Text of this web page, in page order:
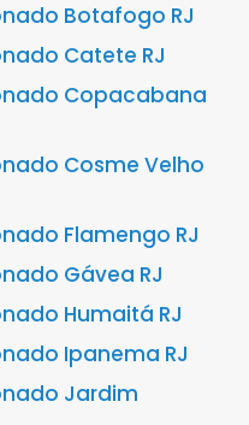
Botafogo RJ
Catete RJ
Copacabana
Cosme Velho
Flamengo RJ
Gávea RJ
Humaitá RJ
Ipanema RJ
Jardim